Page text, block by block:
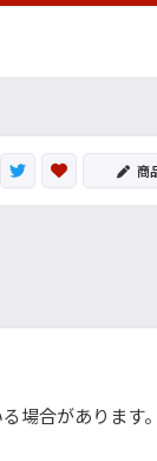
商
場合があります